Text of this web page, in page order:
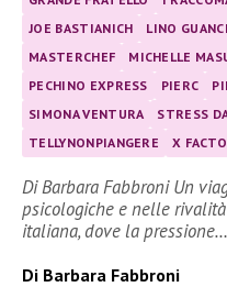
JOE BASTIANICH
LINO
MASTERCHEF
MICHELLE
PECHINO EXPRESS
PIERC
SIMONA VENTURA
STRESS
TELLYNONPIANGERE
X
Di Barbara Fabbroni Un
psicologiche e nelle
italiana, dove la pressione…
Di Barbara Fabbroni